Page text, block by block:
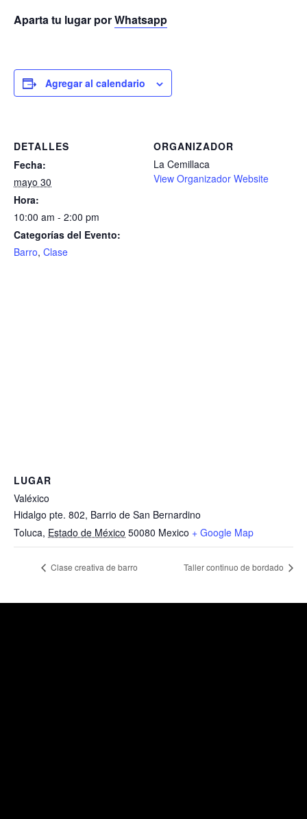
Aparta tu lugar porWhatsapp
Agregar al calendario
DETALLES
Fecha:
mayo 30
Hora:
10:00 am - 2:00 pm
Categorías del Evento:
Barro, Clase
ORGANIZADOR
La Cemillaca
View Organizador Website
LUGAR
Valéxico
Hidalgo pte. 802, Barrio de San Bernardino
Toluca, Estado de México 50080 Mexico + Google Map
Clase creativa de barro Taller continuo de bordado